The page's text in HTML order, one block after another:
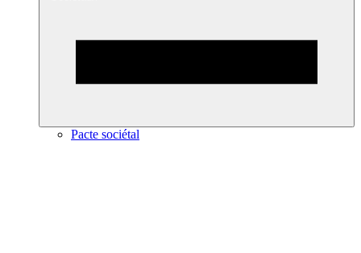
Pacte sociétal